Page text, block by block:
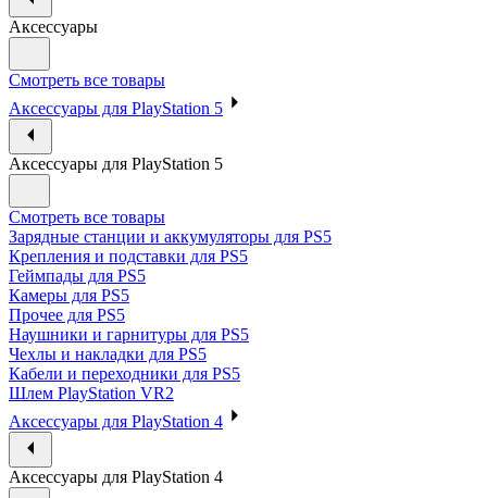
Аксессуары
Смотреть все товары
Аксессуары для PlayStation 5
Аксессуары для PlayStation 5
Смотреть все товары
Зарядные станции и аккумуляторы для PS5
Крепления и подставки для PS5
Геймпады для PS5
Камеры для PS5
Прочее для PS5
Наушники и гарнитуры для PS5
Чехлы и накладки для PS5
Кабели и переходники для PS5
Шлем PlayStation VR2
Аксессуары для PlayStation 4
Аксессуары для PlayStation 4